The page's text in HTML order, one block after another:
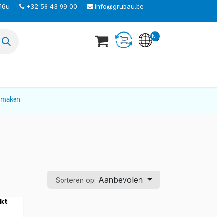
+32 56 43 99 00 info@grubau.be
NL
Sorteren op: Aanbevolen